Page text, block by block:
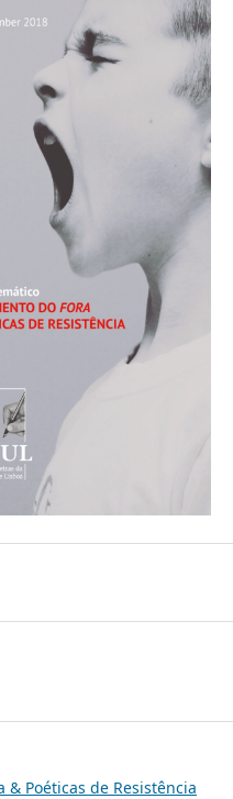
& Poéticas de Resistência